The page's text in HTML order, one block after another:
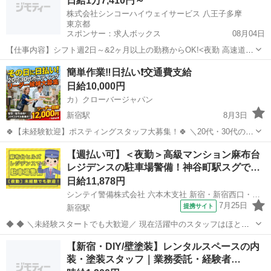
株式会社シンコーハイウェイサービス 八王子多摩
東京都
スポンサー：求人ボックス
08月04日
【仕事内容】シフト週2日～&2ヶ月以上の勤務からOK!<夜勤 高速道路
軽作業>未経験スタート歓迎 週払いOK 顔バレせず働ける夜勤!Wワー
ク・副業に 今だけ!日給アップ! ココがオススメ 在籍スタッフ99.9%が
未経験からスタート...
アルバイト・パート
簡単作業‼️日払い❗️交通費支給
日給10,000円
カ）クローバージャパン
新宿駅
8月3日
🍀【未経験歓迎】ポスティングスタッフ大募集！🍀 ＼20代・30代のレ
ギュラースタッフ募集中✨ ━━🔍 こんな方にピッタリ！ ・元気に歩く
のが好き ・外で体を動かす仕事がしたい ・自由シフトでプライベート
も充実させ...
東京 新宿区 新宿駅 軽作業 スタッフ
【週払い可】＜夜勤＞高級マンション麻布台
レジデンスの駐車場警備！神谷町駅スグで…
日給11,878円
新宿駅
提携サイト 7月25日
◆ ◆ ＼未経験スタートでも大歓迎／ 現在活躍中のスタッフはほとん
どが未経験の方！ 20代～50歳の方が活躍しています♪ 研修制度がきっ
ちり整っているから 警備についてもイチから学べます★ ＼入社祝い金
総額5万円／支...
新宿駅 警備員
【新宿・DIY/壁塗装】レンタルスペースの内
装・塗装スタッフ｜業務委託・経験者…